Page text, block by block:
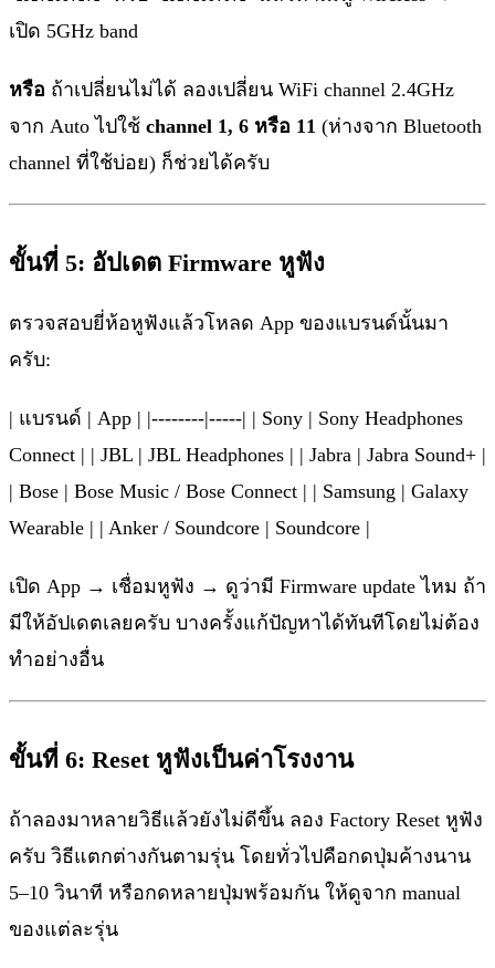
เปิด 5GHz band
หรือ ถ้าเปลี่ยนไม่ได้ ลองเปลี่ยน WiFi channel 2.4GHz
จาก Auto ไปใช้ channel 1, 6 หรือ 11 (ห่างจาก Bluetooth
channel ที่ใช้บ่อย) ก็ช่วยได้ครับ
ขั้นที่ 5: อัปเดต Firmware หูฟัง
ตรวจสอบยี่ห้อหูฟังแล้วโหลด App ของแบรนด์นั้นมา
ครับ:
| แบรนด์ | App | |--------|-----| | Sony | Sony Headphones
Connect | | JBL | JBL Headphones | | Jabra | Jabra Sound+ |
| Bose | Bose Music / Bose Connect | | Samsung | Galaxy
Wearable | | Anker / Soundcore | Soundcore |
เปิด App → เชื่อมหูฟัง → ดูว่ามี Firmware update ไหม ถ้า
มีให้อัปเดตเลยครับ บางครั้งแก้ปัญหาได้ทันทีโดยไม่ต้อง
ทำอย่างอื่น
ขั้นที่ 6: Reset หูฟังเป็นค่าโรงงาน
ถ้าลองมาหลายวิธีแล้วยังไม่ดีขึ้น ลอง Factory Reset หูฟัง
ครับ วิธีแตกต่างกันตามรุ่น โดยทั่วไปคือกดปุ่มค้างนาน
5–10 วินาที หรือกดหลายปุ่มพร้อมกัน ให้ดูจาก manual
ของแต่ละรุ่น